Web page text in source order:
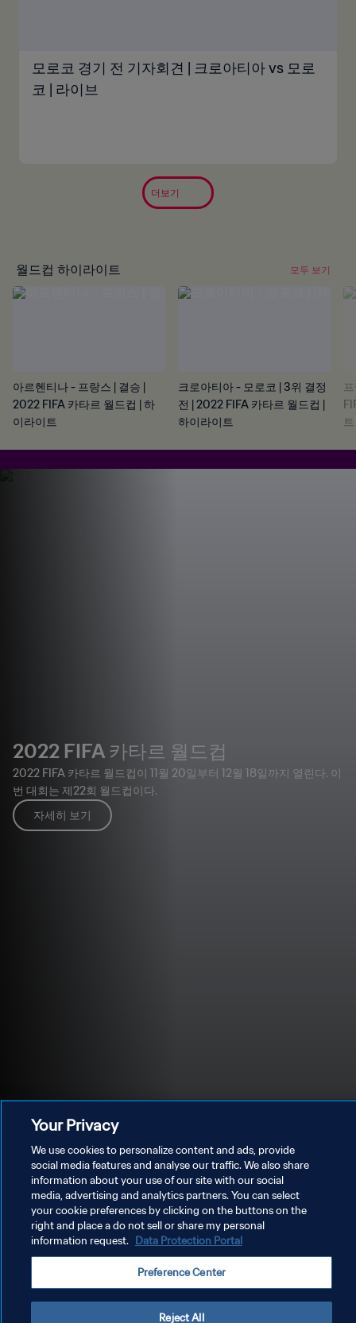
모로코 경기 전 기자회견 | 크로아티아 vs 모로
코 | 라이브
더보기
월드컵 하이라이트 모두 보기
아르헨티나 - 프랑스 | 결승 |
2022 FIFA 카타르 월드컵 | 하
이라이트
크로아티아 - 모로코 | 3위 결정
전 | 2022 FIFA 카타르 월드컵 |
하이라이트
트
2022 FIFA 카타르 월드컵
2022 FIFA 카타르 월드컵이 11월 20일부터 12월 18일까지 열린다. 이
번 대회는 제22회 월드컵이다.
자세히 보기
개인정보 보호정책
서비스 약관
쿠키 기본 설정 관리
Copyright © 1994 - 2026 FIFA. All rights reserved.
Your Privacy
We use cookies to personalize content and ads, provide
social media features and analyse our traffic. We also share
information about your use of our site with our social
media, advertising and analytics partners. You can select
your cookie preferences by clicking on the buttons on the
right and place a do not sell or share my personal
information request. Data Protection Portal
Preference Center
Reject All